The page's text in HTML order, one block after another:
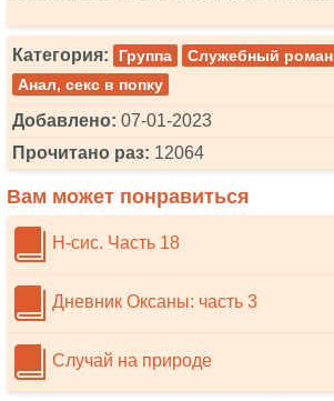
Категория: Группа Служебный роман
Анал, секс в попку
Добавлено: 07-01-2023
Прочитано раз: 12064
Вам может понравиться
Н-сис. Часть 18
Дневник Оксаны: часть 3
Случай на природе